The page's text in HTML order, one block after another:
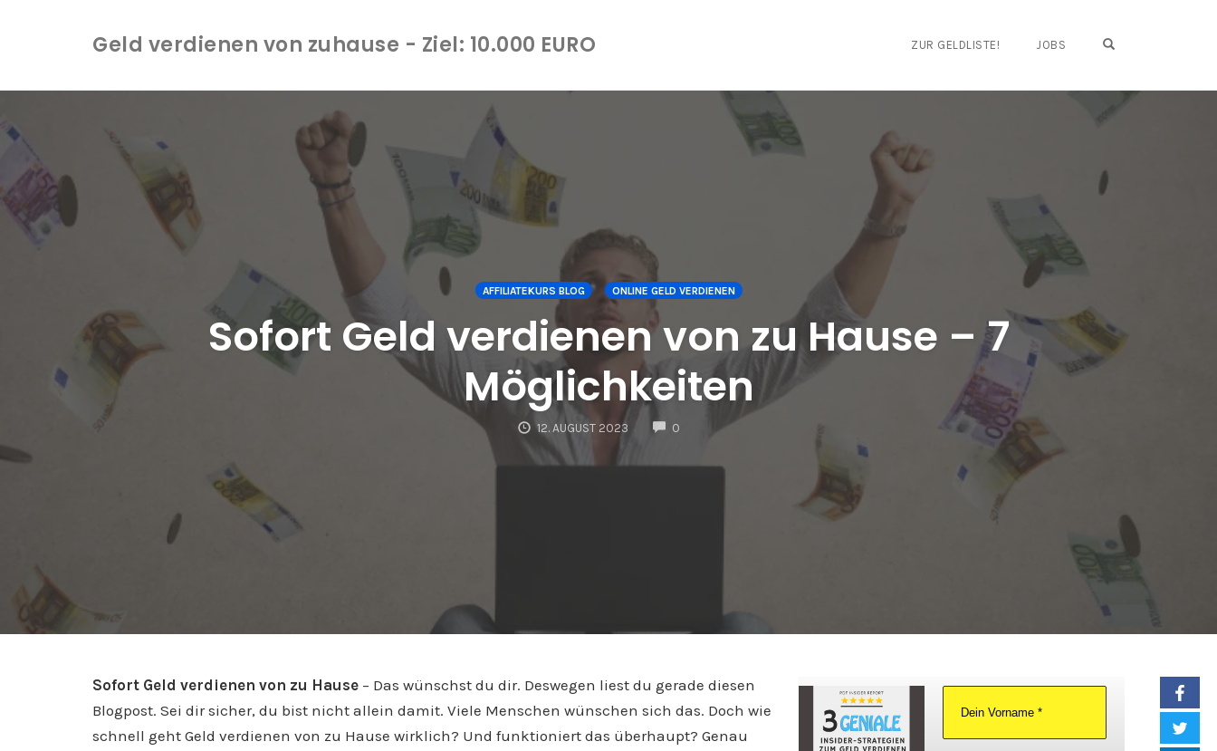
Inhalt
springen
Geld verdienen von zuhause - Ziel: 10.000 EURO ZUR GELDLISTE! JOBS
AFFILIATEKURS BLOG ONLINE GELD VERDIENEN
Sofort Geld verdienen von zu Hause – 7
Möglichkeiten
12. AUGUST 2023 0 COMMENTS
Sofort Geld verdienen von zu Hause – Das wünschst du dir. Deswegen liest du gerade diesen
Blogpost. Sei dir sicher, du bist nicht allein damit. Viele Menschen wünschen sich das. Doch wie
schnell geht Geld verdienen von zu Hause wirklich? Und funktioniert das überhaupt? Genau